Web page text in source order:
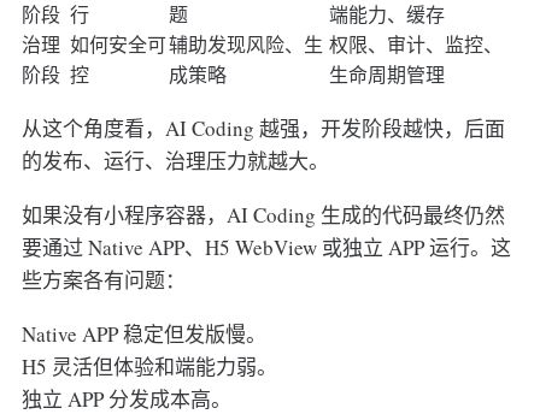
阶段 行
题
端能力、缓存
治理
阶段
如何安全可
控
辅助发现风险、生
成策略
权限、审计、监控、
生命周期管理
从这个角度看，AI Coding 越强，开发阶段越快，后面
的发布、运行、治理压力就越大。
如果没有小程序容器，AI Coding 生成的代码最终仍然
要通过 Native APP、H5 WebView 或独立 APP 运行。这
些方案各有问题：
Native APP 稳定但发版慢。
H5 灵活但体验和端能力弱。
独立 APP 分发成本高。